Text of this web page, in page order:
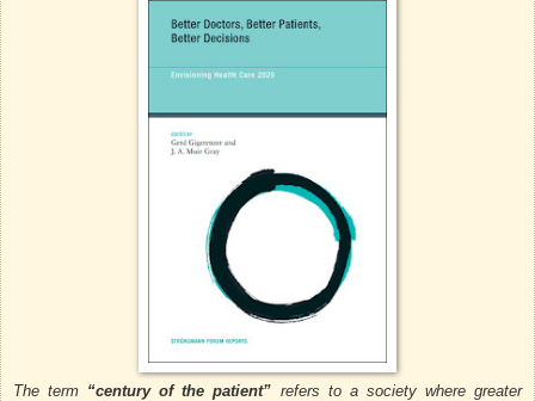
The term “century of the patient” refers to a society where greater